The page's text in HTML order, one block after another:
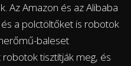
Az Amazon és az Alibaba
a polctöltőket is robotok
baleset
tisztítják meg, és